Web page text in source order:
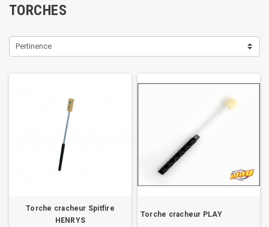
TORCHES
Pertinence
Torche cracheur Spitfire
HENRYS
Torche cracheur PLAY